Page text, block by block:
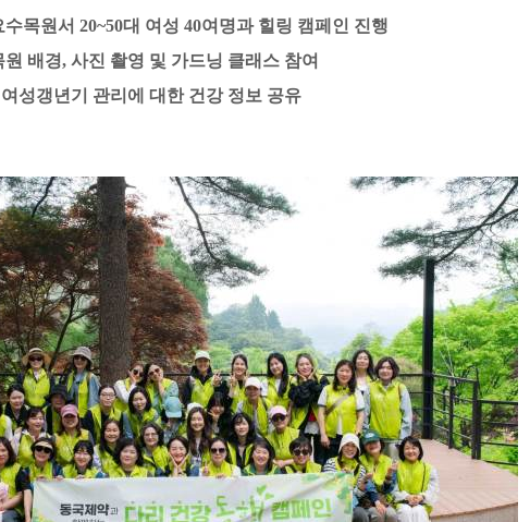
목원서 20~50대 여성 40여명과 힐링 캠페인 진행
원 배경, 사진 촬영 및 가드닝 클래스 참여
성갱년기 관리에 대한 건강 정보 공유